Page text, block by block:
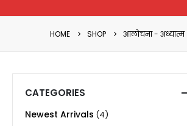
HOME SHOP आलोचना - अध्यात्म
CATEGORIES
Newest Arrivals (4)